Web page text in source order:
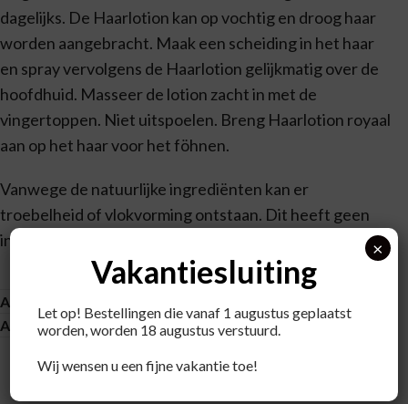
dagelijks. De Haarlotion kan op vochtig en droog haar
worden aangebracht. Maak een scheiding in het haar
en spray vervolgens de Haarlotion gelijkmatig over de
hoofdhuid. Masseer de lotion zacht in met de
vingertoppen. Niet uitspoelen. Breng Haarlotion royaal
aan op het haar voor het föhnen.
Vanwege de natuurlijke ingrediënten kan er
troebelheid of vlokvorming ontstaan. Dit heeft geen
invloed op de kwaliteit van het product.
Aanvullende informatie
About brand
Vakantiesluiting
Let op! Bestellingen die vanaf 1 augustus geplaatst
worden, worden 18 augustus verstuurd.
Wij wensen u een fijne vakantie toe!
×